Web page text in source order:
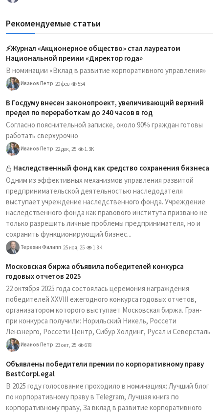
Рекомендуемые статьи
⚡️Журнал «Акционерное общество» стал лауреатом
Национальной премии «Директор года»
В номинации «Вклад в развитие корпоративного управления»
Иванов Петр 20 фев 554
В Госдуму внесен законопроект, увеличивающий верхний
предел по переработкам до 240 часов в год
Согласно пояснительной записке, около 90% граждан готовы
работать сверхурочно
Иванов Петр 22 дек, 25 1.3K
Наследственный фонд как средство сохранения бизнеса
Одним из эффективных механизмов управления развитой
предпринимательской деятельностью наследодателя
выступает учреждение наследственного фонда. Учреждение
наследственного фонда как правового института призвано не
только разрешить личные проблемы предпринимателя, но и
сохранить функционирующий бизнес...
Терехин Филипп 25 ноя, 25 1.8K
Московская биржа объявила победителей конкурса
годовых отчетов 2025
22 октября 2025 года состоялась церемония награждения
победителей XXVIII ежегодного конкурса годовых отчетов,
организатором которого выступает Московская биржа. Гран-
при конкурса получили: Норильский Никель, Россети
Ленэнерго, Россети Центр, Сибур Холдинг, Русал и Северсталь
Иванов Петр 23 окт, 25 678
Объявлены победители премии по корпоративному праву
BestCorpLegal
В 2025 году голосование проходило в номинациях: Лучший блог
по корпоративному праву в Telegram, Лучшая книга по
корпоративному праву, За вклад в развитие корпоративного